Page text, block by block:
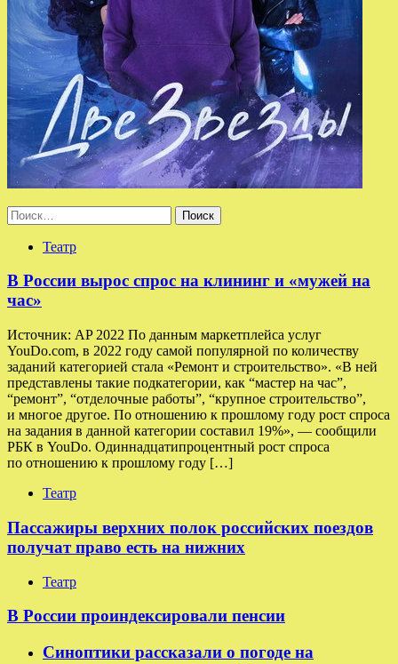
Найти:
Театр
В России вырос спрос на клининг и «мужей на
час»
Источник: AP 2022 По данным маркетплейса услуг
YouDo.com, в 2022 году самой популярной по количеству
заданий категорией стала «Ремонт и строительство». «В ней
представлены такие подкатегории, как “мастер на час”,
“ремонт”, “отделочные работы”, “крупное строительство”,
и многое другое. По отношению к прошлому году рост спроса
на задания в данной категории составил 19%», — сообщили
РБК в YouDo. Одиннадцатипроцентный рост спроса
по отношению к прошлому году […]
Театр
Пассажиры верхних полок российских поездов
получат право есть на нижних
Театр
В России проиндексировали пенсии
Синоптики рассказали о погоде на